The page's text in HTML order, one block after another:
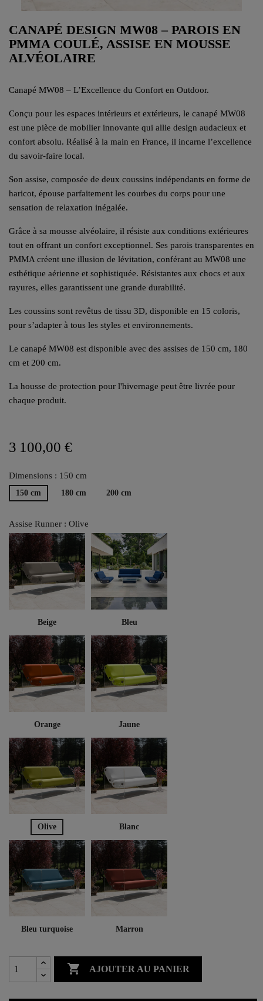
CANAPÉ DESIGN MW08 – PAROIS EN
PMMA COULÉ, ASSISE EN MOUSSE
ALVÉOLAIRE
Canapé MW08 – L’Excellence du Confort en Outdoor.
Conçu pour les espaces intérieurs et extérieurs, le canapé MW08
est une pièce de mobilier innovante qui allie design audacieux et
confort absolu. Réalisé à la main en France, il incarne l’excellence
du savoir-faire local.
Son assise, composée de deux coussins indépendants en forme de
haricot, épouse parfaitement les courbes du corps pour une
sensation de relaxation inégalée.
Grâce à sa mousse alvéolaire, il résiste aux conditions extérieures
tout en offrant un confort exceptionnel. Ses parois transparentes en
PMMA créent une illusion de lévitation, conférant au MW08 une
esthétique aérienne et sophistiquée. Résistantes aux chocs et aux
rayures, elles garantissent une grande durabilité.
Les coussins sont revêtus de tissu 3D, disponible en 15 coloris,
pour s’adapter à tous les styles et environnements.
Le canapé MW08 est disponible avec des assises de 150 cm, 180
cm et 200 cm.
La housse de protection pour l'hivernage peut être livrée pour
chaque produit.
3 100,00 €
Dimensions : 150 cm
150 cm 180 cm 200 cm
Assise Runner : Olive
Beige Bleu
Orange Jaune
Olive Blanc
Bleu turquoise Marron
 AJOUTER AU PANIER